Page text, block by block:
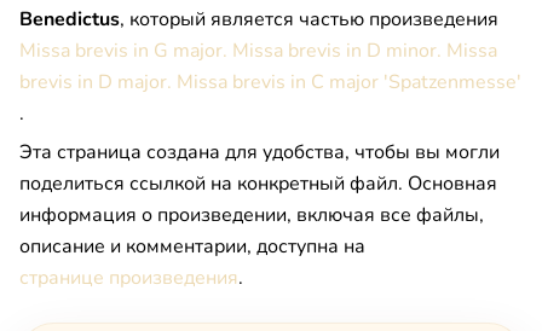
Benedictus, который является частью произведения
Missa brevis in G major. Missa brevis in D minor. Missa
brevis in D major. Missa brevis in C major 'Spatzenmesse'
.
Эта страница создана для удобства, чтобы вы могли
поделиться ссылкой на конкретный файл. Основная
информация о произведении, включая все файлы,
описание и комментарии, доступна на
странице произведения.